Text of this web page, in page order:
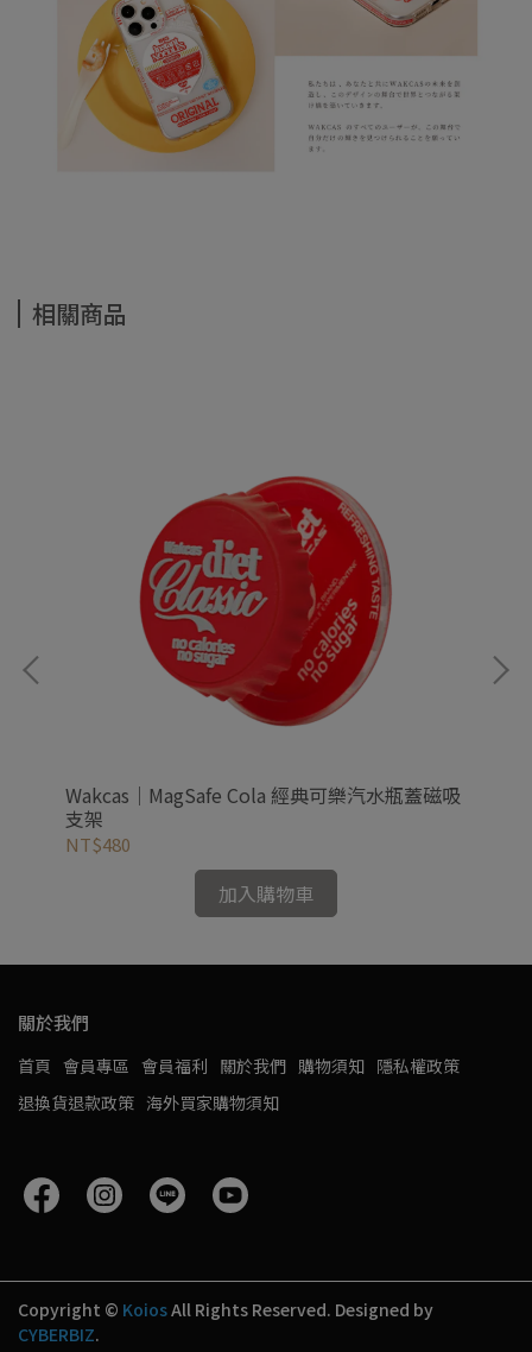
相關商品
Wakcas｜MagSafe Cola 經典可樂汽水瓶蓋磁吸
支架
NT$480
加入購物車
關於我們
首頁 會員專區 會員福利 關於我們 購物須知 隱私權政策
退換貨退款政策 海外買家購物須知
Copyright © KoiosAll Rights Reserved. Designed by
CYBERBIZ.